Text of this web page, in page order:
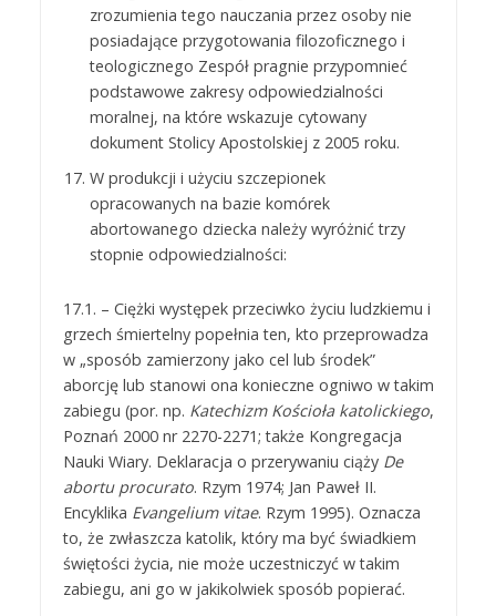
zrozumienia tego nauczania przez osoby nie
posiadające przygotowania filozoficznego i
teologicznego Zespół pragnie przypomnieć
podstawowe zakresy odpowiedzialności
moralnej, na które wskazuje cytowany
dokument Stolicy Apostolskiej z 2005 roku.
W produkcji i użyciu szczepionek
opracowanych na bazie komórek
abortowanego dziecka należy wyróżnić trzy
stopnie odpowiedzialności:
17.1. – Ciężki występek przeciwko życiu ludzkiemu i
grzech śmiertelny popełnia ten, kto przeprowadza
w „sposób zamierzony jako cel lub środek”
aborcję lub stanowi ona konieczne ogniwo w takim
zabiegu (por. np. Katechizm Kościoła katolickiego,
Poznań 2000 nr 2270-2271; także Kongregacja
Nauki Wiary. Deklaracja o przerywaniu ciąży De
abortu procurato. Rzym 1974; Jan Paweł II.
Encyklika Evangelium vitae. Rzym 1995). Oznacza
to, że zwłaszcza katolik, który ma być świadkiem
świętości życia, nie może uczestniczyć w takim
zabiegu, ani go w jakikolwiek sposób popierać.